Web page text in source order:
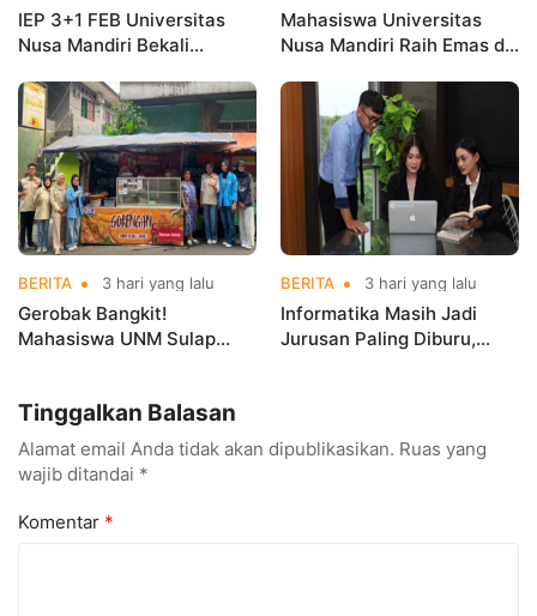
IEP 3+1 FEB Universitas
Nusa Mandiri Bekali
Kerja Sebelum Lulus
Mahasiswa Universitas
Nusa Mandiri Raih Emas di
Indonesia Open
Championships 2026
BERITA 3 hari yang lalu
Gerobak Bangkit!
Mahasiswa UNM Sulap
BERITA 3 hari yang lalu
Informatika Masih Jadi
Jurusan Paling Diburu,
Tinggalkan Balasan
Alamat email Anda tidak akan dipublikasikan. Ruas yang
wajib ditandai *
Komentar *